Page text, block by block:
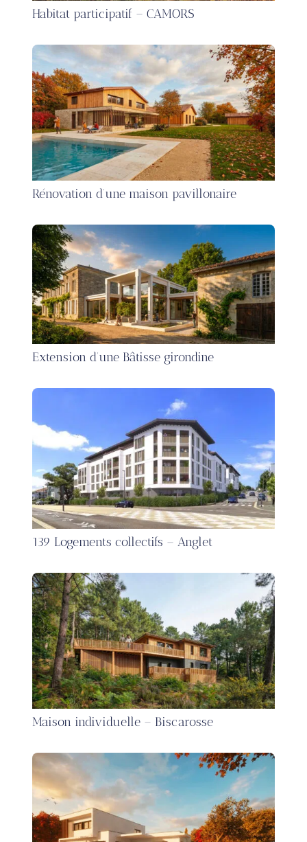
Habitat participatif – CAMORS
Rénovation d’une maison pavillonaire
Extension d’une Bâtisse girondine
139 Logements collectifs – Anglet
Maison individuelle – Biscarosse